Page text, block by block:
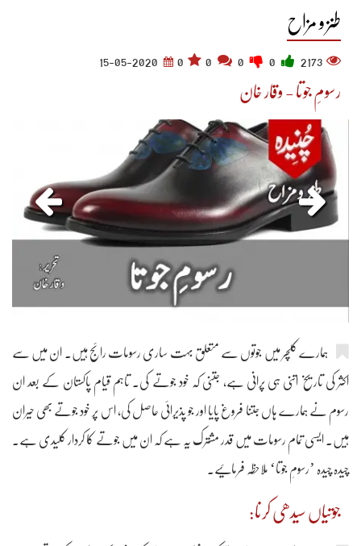
طنز و مزاح
2173
0
15-05-2020
رسومِ جوتا - وقار خان
ہمارے کلچر میں جوتوں سے متعلق بہت ساری رسومات رائج ہیں۔ ان میں سے
اکثر کی تاریخ اتنی ہی پرانی ہے، جتنی کہ خود جوتے کی۔ تاہم قیام پاکستان کے بعد ان
رسوم نے ہمارے ہاں جتنا فروغ پایا اور جو پذیرائی حاصل کی، اس پر خود جوتے بھی حیران
ہیں۔ ایسی تمام رسومات میں قدر مشترک یہ ہے کہ ان میں جوتے کا کردار کلیدی ہے۔
چیدہ چیدہ ’رسومِ جوتا‘ ملاحظہ فرمائیے۔
جوتیاں سیدھی کرنا: